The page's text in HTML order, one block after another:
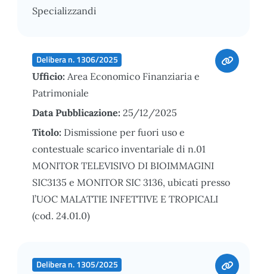
Specializzandi
Delibera n. 1306/2025
Ufficio: Area Economico Finanziaria e
Patrimoniale
Data Pubblicazione: 25/12/2025
Titolo: Dismissione per fuori uso e
contestuale scarico inventariale di n.01
MONITOR TELEVISIVO DI BIOIMMAGINI
SIC3135 e MONITOR SIC 3136, ubicati presso
l’UOC MALATTIE INFETTIVE E TROPICALI
(cod. 24.01.0)
Delibera n. 1305/2025